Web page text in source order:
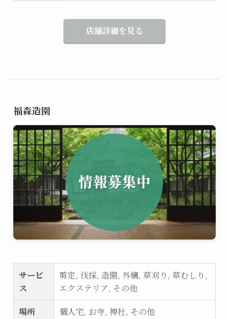
店舗詳細を見る
福森造園
サービ
ス
剪定, 伐採, 造園, 外構, 草刈り, 草むしり,
エクステリア, その他
場所
個人宅, お寺, 神社, その他